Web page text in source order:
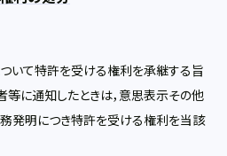
いて特許を受ける権利を承継する旨
に通知したときは，意思表示その他
発明につき特許を受ける権利を当該